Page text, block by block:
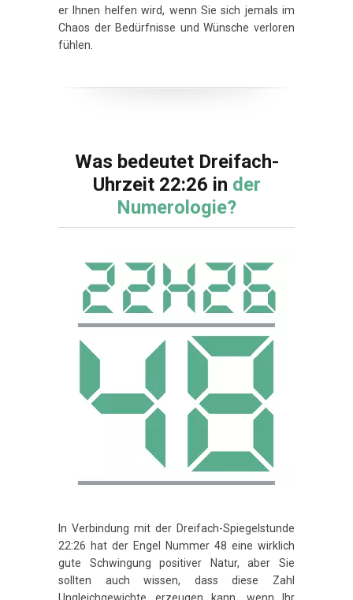
er Ihnen helfen wird, wenn Sie sich jemals im
Chaos der Bedürfnisse und Wünsche verloren
fühlen.
Was bedeutet Dreifach-
Uhrzeit 22:26 in der
Numerologie?
In Verbindung mit der Dreifach-Spiegelstunde
22:26 hat der Engel Nummer 48 eine wirklich
gute Schwingung positiver Natur, aber Sie
sollten auch wissen, dass diese Zahl
Ungleichgewichte erzeugen kann, wenn Ihr